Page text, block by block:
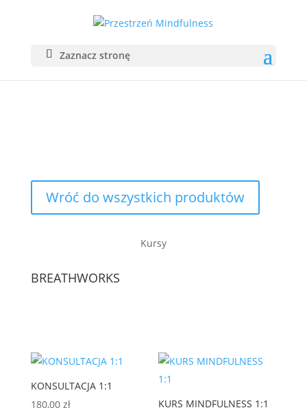
Zaznacz stronę
Wróć do wszystkich produktów
Kursy
BREATHWORKS
KONSULTACJA 1:1
180,00 zł
KURS MINDFULNESS 1:1